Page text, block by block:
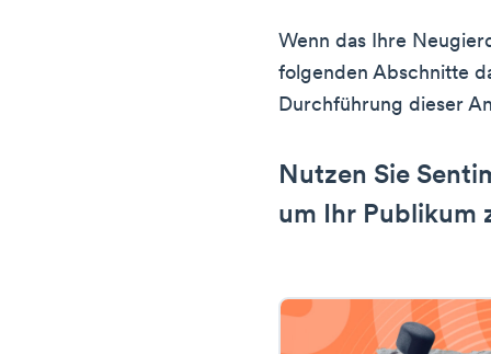
Wenn das Ihre
folgenden Abschnitte
Durchführung dieser
Nutzen Sie
um Ihr Publikum